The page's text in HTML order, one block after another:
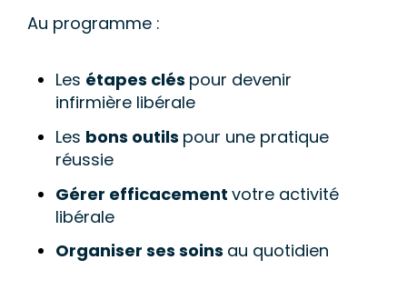
Au programme :
Les étapes clés pour devenir
infirmière libérale
Les bons outils pour une pratique
réussie
Gérer efficacement votre activité
libérale
Organiser ses soins au quotidien